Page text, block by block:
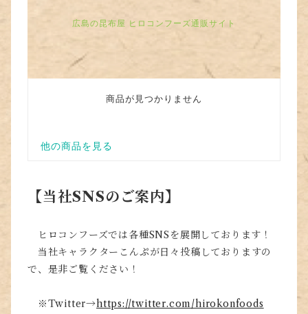
【当社SNSのご案内】
ヒロコンフーズでは各種SNSを展開しております！
当社キャラクターこんぷが日々投稿しておりますの
で、是非ご覧ください！
※Twitter→https://twitter.com/hirokonfoods